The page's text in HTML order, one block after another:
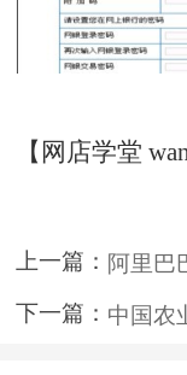
【网店学堂
上一篇：
下一篇： 中国农